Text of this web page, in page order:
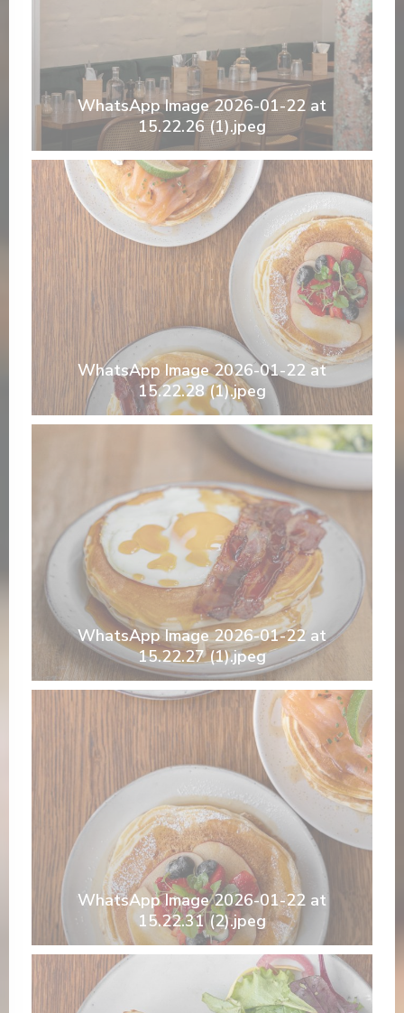
WhatsApp Image 2026-01-22 at
15.22.26 (1).jpeg
WhatsApp Image 2026-01-22 at
15.22.28 (1).jpeg
WhatsApp Image 2026-01-22 at
15.22.27 (1).jpeg
WhatsApp Image 2026-01-22 at
15.22.31 (2).jpeg